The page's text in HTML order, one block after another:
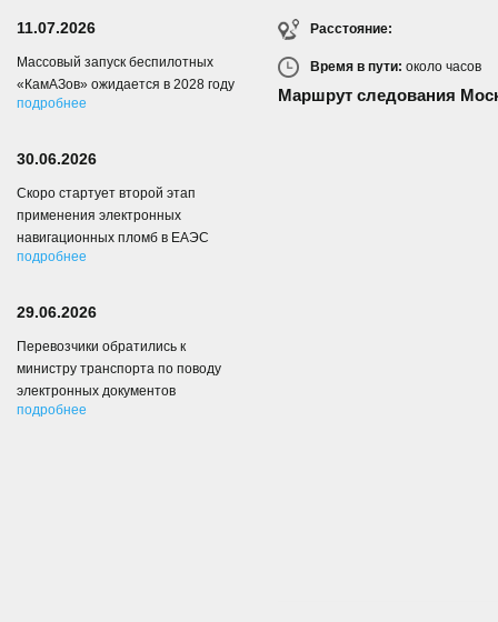
Расстояние:
Время в пути: около часов
Маршрут следования
11.07.2026
Массовый запуск беспилотных
«КамАЗов» ожидается в 2028 году
подробнее
30.06.2026
Скоро стартует второй этап
применения электронных
навигационных пломб в ЕАЭС
подробнее
29.06.2026
Перевозчики обратились к
министру транспорта по поводу
электронных документов
подробнее